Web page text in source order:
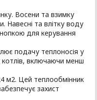
Восени та взимку
Навесні та влітку воду
для керування
подачу теплоносія у
включаючи менш
м2. Цей теплообмінник
захист